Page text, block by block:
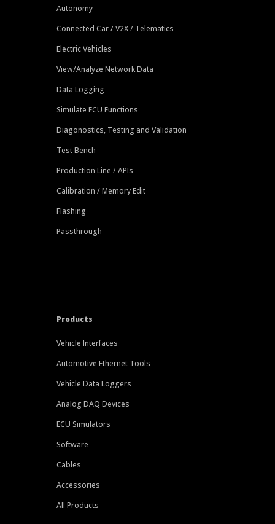
Autonomy
Connected Car / V2X / Telematics
Electric Vehicles
View/Analyze Network Data
Data Logging
Simulate ECU Functions
Diagonostics, Testing and Validation
Test Bench
Production Line / APIs
Calibration / Memory Edit
Flashing
Passthrough
Products
Vehicle Interfaces
Automotive Ethernet Tools
Vehicle Data Loggers
Analog DAQ Devices
ECU Simulators
Software
Cables
Accessories
All Products